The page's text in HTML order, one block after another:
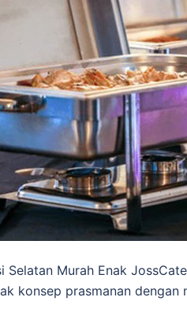
Selatan Murah Enak
konsep prasmanan dengan